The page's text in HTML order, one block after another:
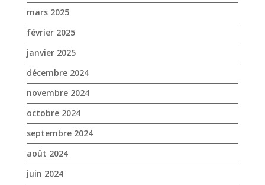
mars 2025
février 2025
janvier 2025
décembre 2024
novembre 2024
octobre 2024
septembre 2024
août 2024
juin 2024